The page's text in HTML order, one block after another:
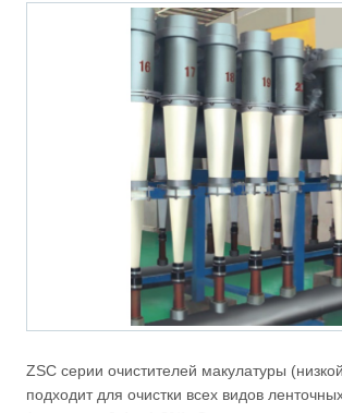
ZSC серии очистителей макулатуры
подходит для очистки всех видов